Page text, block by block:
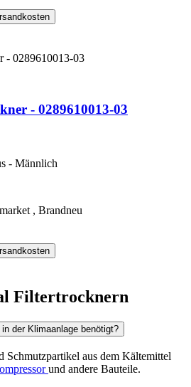
- 0289610013-03
- Männlich
, Brandneu
Filtertrocknern
der Klimaanlage benötigt?
Schmutzpartikel aus dem Kältemittel
und andere Bauteile.